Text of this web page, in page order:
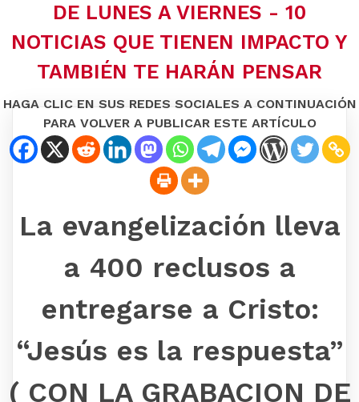
DE LUNES A VIERNES - 10
NOTICIAS QUE TIENEN IMPACTO Y
TAMBIÉN TE HARÁN PENSAR
HAGA CLIC EN SUS REDES SOCIALES A CONTINUACIÓN
PARA VOLVER A PUBLICAR ESTE ARTÍCULO
La evangelización lleva
a 400 reclusos a
entregarse a Cristo:
“Jesús es la respuesta”
( CON LA GRABACION DE